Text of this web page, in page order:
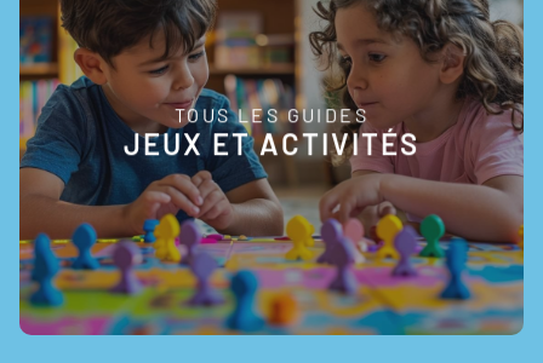
TOUS LES GUIDES
JEUX ET ACTIVITÉS
EN SAVOIR +